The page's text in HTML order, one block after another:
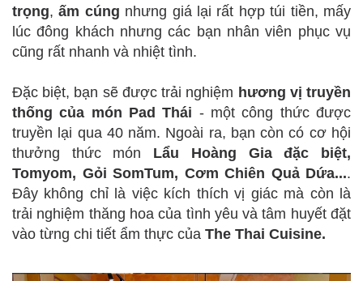
trọng,ấm cúng nhưng giá lại rất hợp túi tiền, mấy
lúc đông khách nhưng các bạn nhân viên phục vụ
cũng rất nhanh và nhiệt tình.
Đặc biệt, bạn sẽ được trải nghiệm hương vị truyền
thống của món Pad Thái - một công thức được
truyền lại qua 40 năm. Ngoài ra, bạn còn có cơ hội
thưởng thức món Lẩu Hoàng Gia đặc biệt,
Tomyom, Gỏi SomTum, Cơm Chiên Quả Dứa....
Đây không chỉ là việc kích thích vị giác mà còn là
trải nghiệm thăng hoa của tình yêu và tâm huyết đặt
vào từng chi tiết ẩm thực của The Thai Cuisine.